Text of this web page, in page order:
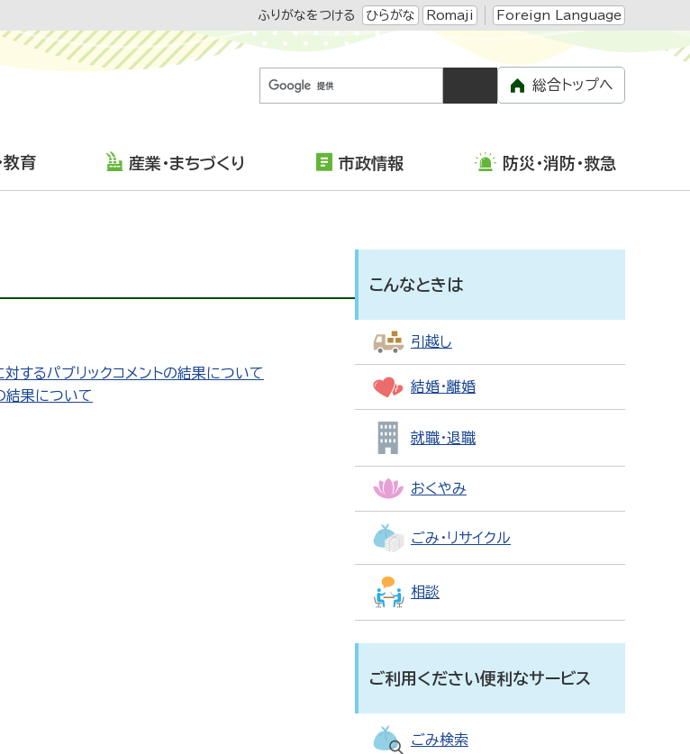
ふりがなをつける ひらがな Romaji Foreign Language
総合トップへ
教育 産業・まちづくり 市政情報 防災・消防・救急
るパブリックコメントの結果について
結果について
こんなときは
引越し
結婚・離婚
就職・退職
おくやみ
ごみ・リサイクル
相談
ご利用ください便利なサービス
ごみ検索